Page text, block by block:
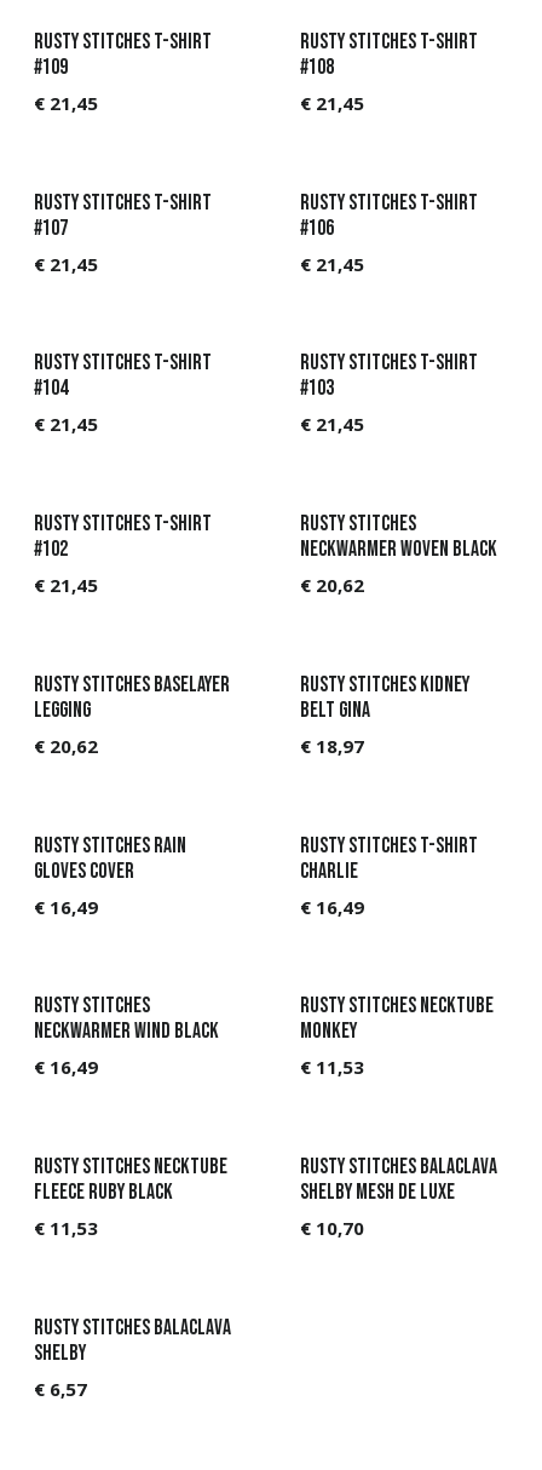
Rusty Stitches T-Shirt
#109
€ 21,45
Rusty Stitches T-Shirt
#108
€ 21,45
Rusty Stitches T-Shirt
#107
€ 21,45
Rusty Stitches T-Shirt
#106
€ 21,45
Rusty Stitches T-Shirt
#104
€ 21,45
Rusty Stitches T-Shirt
#103
€ 21,45
Rusty Stitches T-Shirt
#102
€ 21,45
Rusty Stitches
Neckwarmer Woven Black
€ 20,62
Rusty Stitches Baselayer
Legging
€ 20,62
Rusty Stitches Kidney
Belt Gina
€ 18,97
Rusty Stitches Rain
gloves cover
€ 16,49
Rusty Stitches T-Shirt
Charlie
€ 16,49
Rusty Stitches
Neckwarmer Wind Black
€ 16,49
Rusty Stitches Necktube
Monkey
€ 11,53
Rusty Stitches Necktube
Fleece Ruby Black
€ 11,53
Rusty Stitches Balaclava
Shelby mesh de Luxe
€ 10,70
Rusty Stitches Balaclava
Shelby
€ 6,57